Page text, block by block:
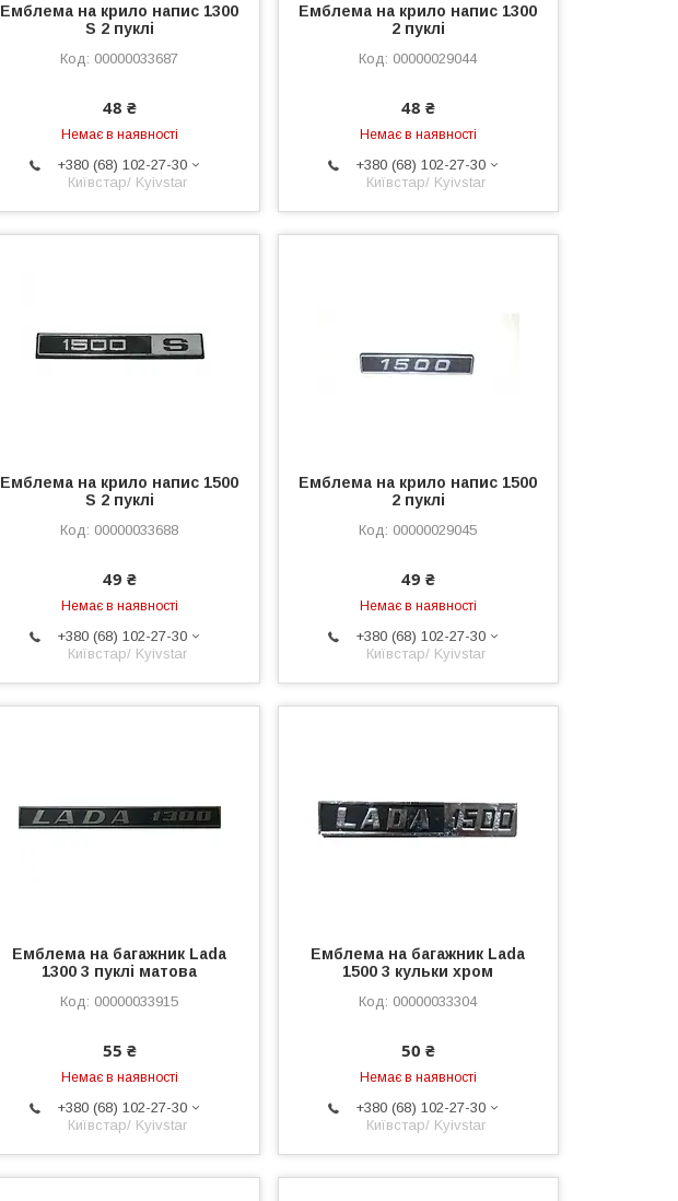
Емблема на крило напис 1300
S 2 пуклі
00000033687
48 ₴
Немає в наявності
+380 (68) 102-27-30
Київстар/ Kyivstar
Емблема на крило напис 1300
2 пуклі
00000029044
48 ₴
Немає в наявності
+380 (68) 102-27-30
Київстар/ Kyivstar
Емблема на крило напис 1500
S 2 пуклі
00000033688
49 ₴
Немає в наявності
+380 (68) 102-27-30
Київстар/ Kyivstar
Емблема на крило напис 1500
2 пуклі
00000029045
49 ₴
Немає в наявності
+380 (68) 102-27-30
Київстар/ Kyivstar
Емблема на багажник Lada
1300 3 пуклі матова
00000033915
55 ₴
Немає в наявності
+380 (68) 102-27-30
Київстар/ Kyivstar
Емблема на багажник Lada
1500 3 кульки хром
00000033304
50 ₴
Немає в наявності
+380 (68) 102-27-30
Київстар/ Kyivstar